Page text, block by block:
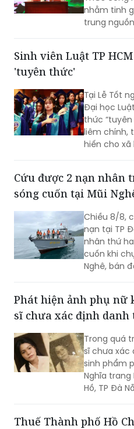
nhằm tinh
trung
Sinh viên Luật TP
'tuyên thức'
Tại Lễ Tốt
Đại học
thức
liêm chính,
hiến cho xã
Cứu được 2 nạn nhân
sóng cuốn tại Mũi
Chiều 8/8,
nạn tại TP
nhân thứ
cuốn khi
Nghê, bán
Phát hiện ảnh phụ
sĩ chưa xác định danh
Trong quá
sĩ chưa xác
sinh phẩm
Nghĩa trang
Hồ, TP Đà
Thuế Thành phố Hồ